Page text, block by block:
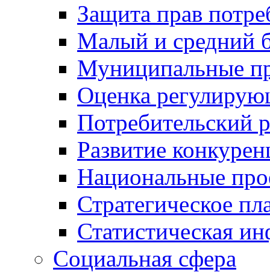
Защита прав
Малый и средний
Муниципальные
Оценка
Потребительский
Развитие
Национальные
Стратегическое
Статистическая
Социальная сфера